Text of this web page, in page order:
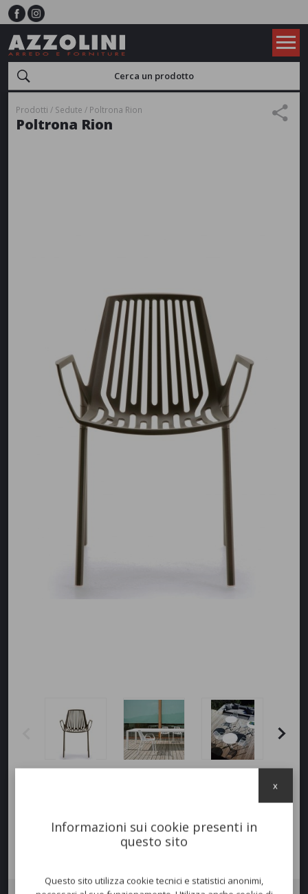
Prodotti Sedute Poltrona Rion
Poltrona Rion
Informazioni sui cookie presenti in
questo sito
Questo sito utilizza cookie tecnici e statistici anonimi,
x